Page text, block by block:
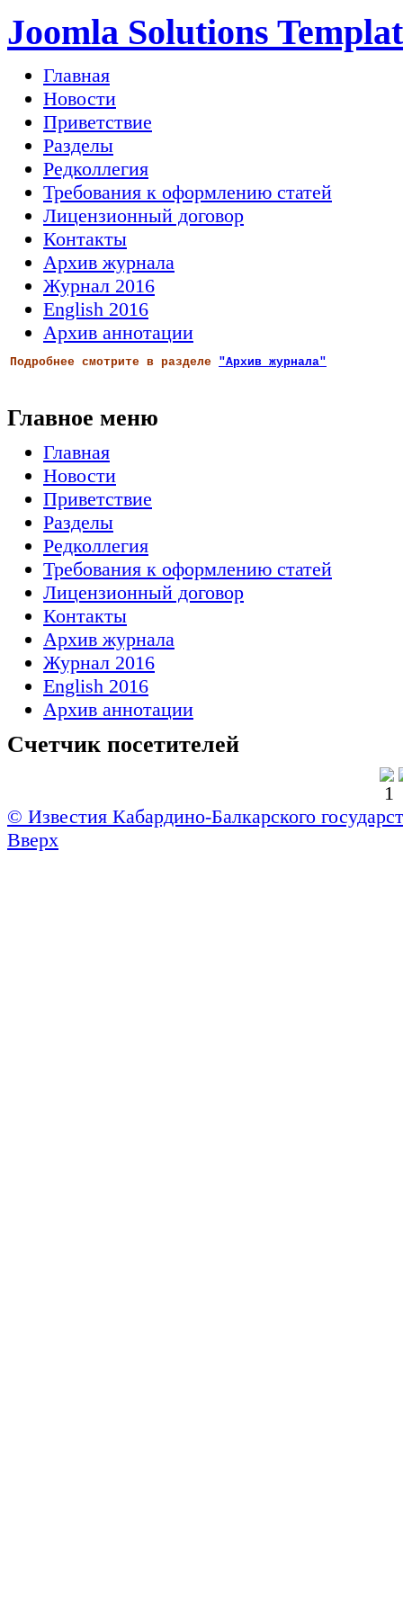
Joomla Solutions
Главная
Новости
Приветствие
Разделы
Редколлегия
Требования к оформлению статей
Лицензионный договор
Контакты
Архив журнала
Журнал 2016
English 2016
Архив аннотации
Подробнее смотрите в разделе "Архив журнала"
Главное меню
Главная
Новости
Приветствие
Разделы
Редколлегия
Требования к оформлению статей
Лицензионный договор
Контакты
Архив журнала
Журнал 2016
English 2016
Архив аннотации
Счетчик посетителей
© Известия Кабардино-Балкарского
Вверх